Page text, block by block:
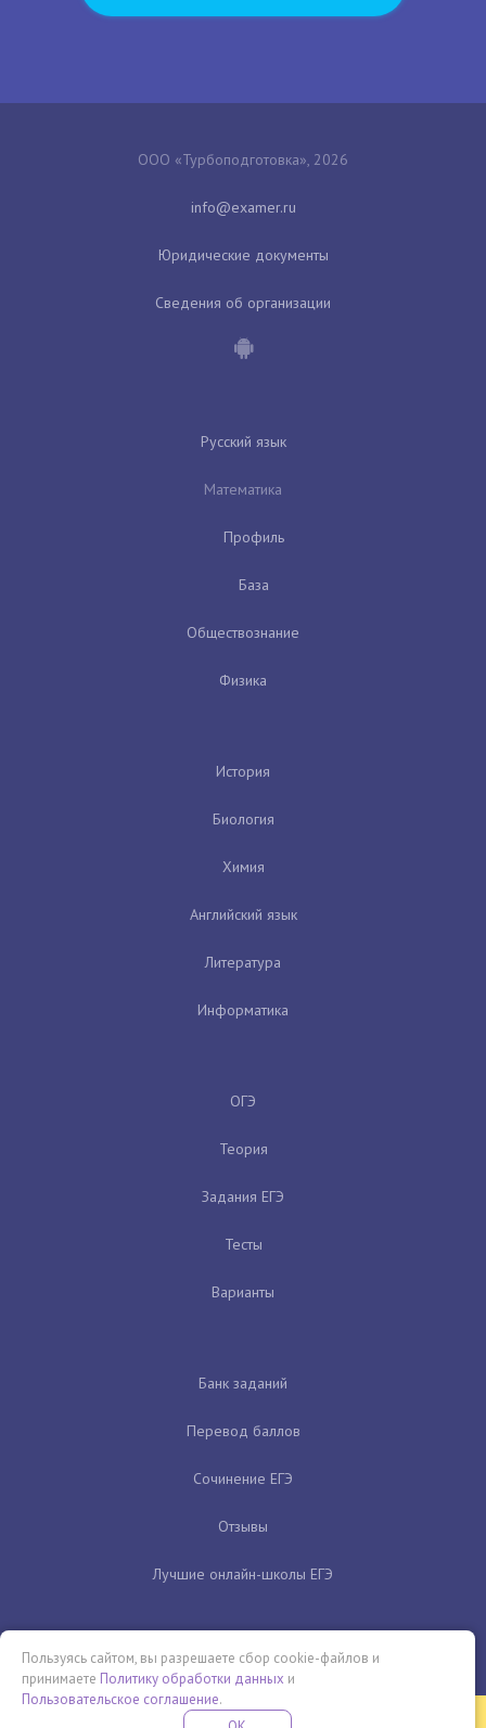
ООО «Турбоподготовка», 2026
Юридические документы
Сведения об организации
Русский язык
Математика
Профиль
База
Обществознание
Физика
История
Биология
Химия
Английский язык
Литература
Информатика
ОГЭ
Теория
Задания ЕГЭ
Тесты
Варианты
Банк заданий
Перевод баллов
Сочинение ЕГЭ
Отзывы
Лучшие онлайн-школы ЕГЭ
Бесплатная летняя школа
Пользуясь сайтом, вы разрешаете сбор cookie-файлов и
принимаете Политику обработки данных и
Пользовательское соглашение.